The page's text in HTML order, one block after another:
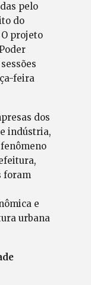
pelo
do
projeto
feira
dos
indústria,
foram
e
urbana